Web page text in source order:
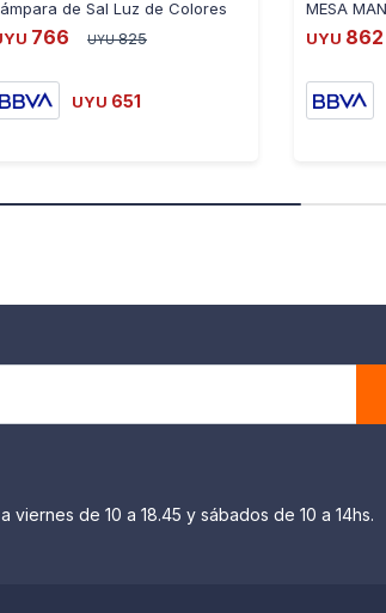
de Sal Luz de Colores
766 UYU 825
UYU 651
UYU 862
viernes de 10 a 18.45 y sábados de 10 a 14hs.